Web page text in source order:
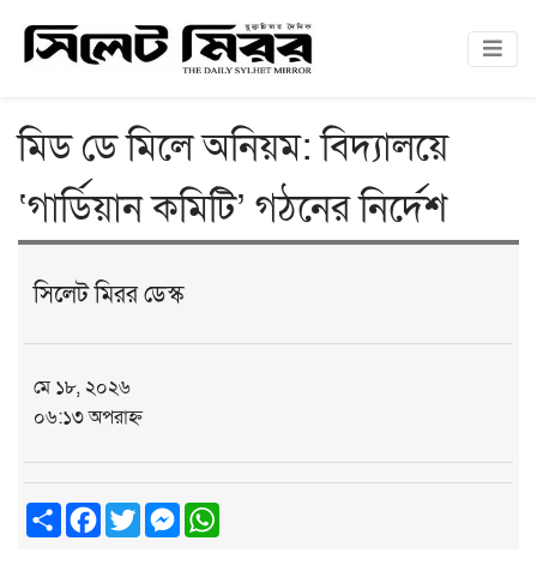
মিড ডে মিলে অনিয়ম: বিদ্যালয়ে
‘গার্ডিয়ান কমিটি’ গঠনের নির্দেশ
সিলেট মিরর ডেস্ক
মে ১৮, ২০২৬
০৬:১৩ অপরাহ্ন
ShareFacebook
TwitterMessenger